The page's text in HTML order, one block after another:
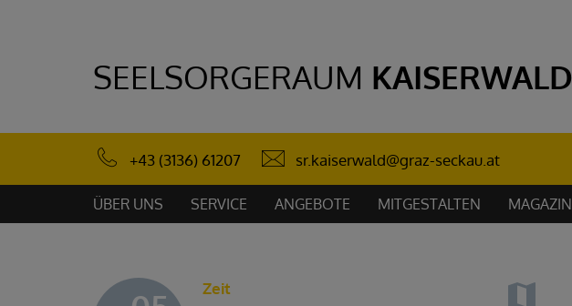
SEELSORGERAUM KAISERWALD
+43 (3136) 61207 sr.kaiserwald@graz-seckau.at
ÜBER UNS SERVICE ANGEBOTE MITGESTALTEN MAGAZIN
Zeit